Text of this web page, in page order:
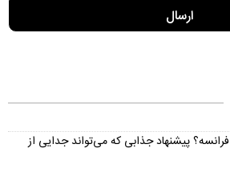
پیشنهاد جذابی که می‌تواند جدایی از